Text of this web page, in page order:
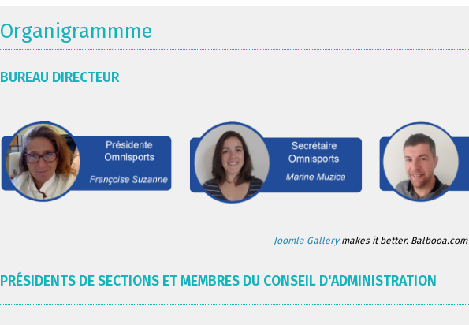
Organigrammme
BUREAU DIRECTEUR
Joomla Gallerymakes it better. Balbooa.com
PRÉSIDENTS DE SECTIONS ET MEMBRES DU CONSEIL D'ADMINISTRATION